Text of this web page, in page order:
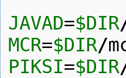
JAVAD=$DIR
MCR=$DIR/
PIKSI=$DIR